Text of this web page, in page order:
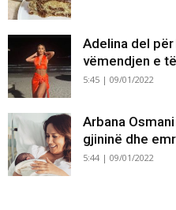
Adelina del
vëmendjen e
5:45 | 09/01/2022
Arbana
gjininë dhe
5:44 | 09/01/2022